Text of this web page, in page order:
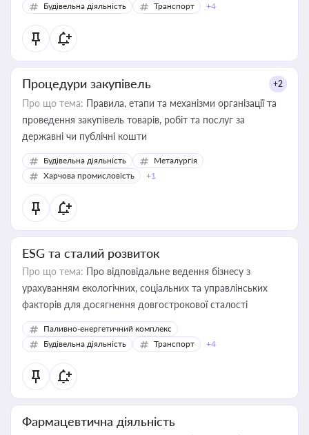
Будівельна діяльність
Транспорт +4
Процедури закупівель +2
Про що тема: Правила, етапи та механізми організації та
проведення закупівель товарів, робіт та послуг за
державні чи публічні кошти
Будівельна діяльність
Металургія
Харчова промисловість
+1
ESG та сталий розвиток
Про що тема: Про відповідальне ведення бізнесу з
урахуванням екологічних, соціальних та управлінських
факторів для досягнення довгострокової сталості
Паливно-енергетичний комплекс
Будівельна діяльність
Транспорт +4
Фармацевтична діяльність